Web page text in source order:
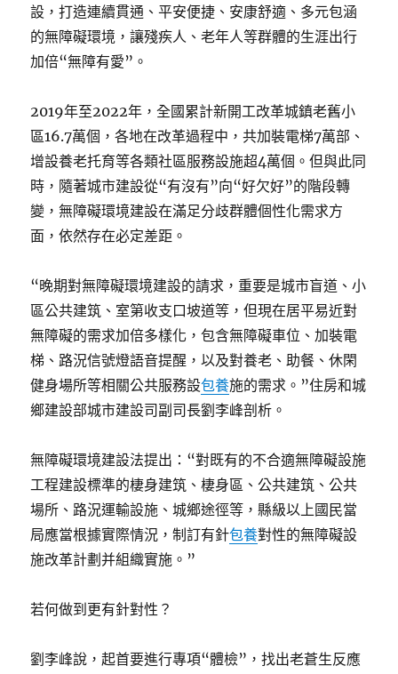
設，打造連續貫通、平安便捷、安康舒適、多元包涵
的無障礙環境，讓殘疾人、老年人等群體的生涯出行
加倍“無障有愛”。
2019年至2022年，全國累計新開工改革城鎮老舊小
區16.7萬個，各地在改革過程中，共加裝電梯7萬部、
增設養老托育等各類社區服務設施超4萬個。但與此同
時，隨著城市建設從“有沒有”向“好欠好”的階段轉
變，無障礙環境建設在滿足分歧群體個性化需求方
面，依然存在必定差距。
“晚期對無障礙環境建設的請求，重要是城市盲道、小
區公共建筑、室第收支口坡道等，但現在居平易近對
無障礙的需求加倍多樣化，包含無障礙車位、加裝電
梯、路況信號燈語音提醒，以及對養老、助餐、休閑
健身場所等相關公共服務設包養施的需求。”住房和城
鄉建設部城市建設司副司長劉李峰剖析。
無障礙環境建設法提出：“對既有的不合適無障礙設施
工程建設標準的棲身建筑、棲身區、公共建筑、公共
場所、路況運輸設施、城鄉途徑等，縣級以上國民當
局應當根據實際情況，制訂有針包養對性的無障礙設
施改革計劃并組織實施。”
若何做到更有針對性？
劉李峰說，起首要進行專項“體檢”，找出老蒼生反應